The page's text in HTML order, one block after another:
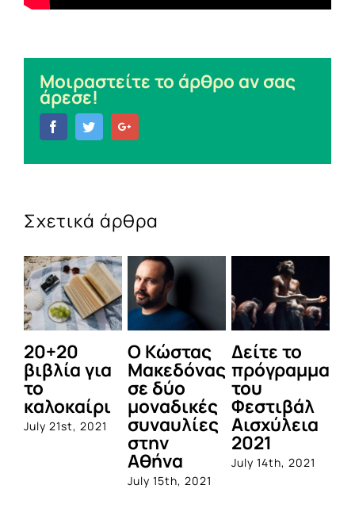
Μοιραστείτε το άρθρο αν σας
άρεσε!
FacebookTwitter
Σχετικά άρθρα
20+20
βιβλία για
το
καλοκαίρι
July 21st, 2021
Ο Κώστας
Μακεδόνας
σε δύο
μοναδικές
συναυλίες
στην
Αθήνα
July 15th, 2021
Δείτε το
πρόγραμμα
του
Φεστιβάλ
Αισχύλεια
2021
July 14th, 2021